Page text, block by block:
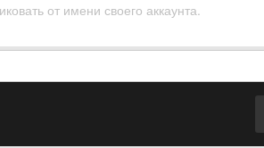
от имени своего аккаунта.